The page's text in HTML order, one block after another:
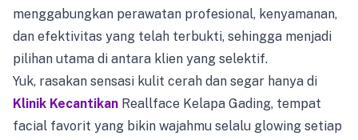
menggabungkan perawatan profesional, kenyamanan,
dan efektivitas yang telah terbukti, sehingga menjadi
pilihan utama di antara klien yang selektif.
Yuk, rasakan sensasi kulit cerah dan segar hanya di
Klinik Kecantikan Reallface Kelapa Gading, tempat
facial favorit yang bikin wajahmu selalu glowing setiap